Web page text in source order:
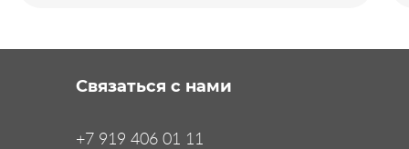
Связаться с нами
+7 919 406 01 11